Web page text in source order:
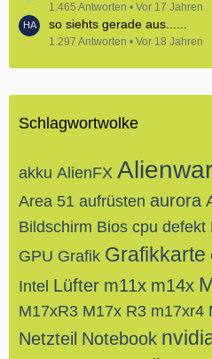
1.465 Antworten Vor 17 Jahren
so siehts gerade aus......
1.297 Antworten Vor 18 Jahren
Schlagwortwolke
akku AlienFX
Area 51 aufrüsten aurora
Bildschirm Bios cpu defekt
GPU Grafik Grafikkarte
Intel Lüfter m11x m14x
M17xR3 M17x R3 m17xr4
Netzteil Notebook